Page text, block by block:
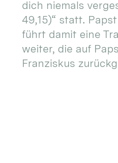
dich niemals
49,15)“ statt.
führt damit eine
weiter, die auf
Franziskus